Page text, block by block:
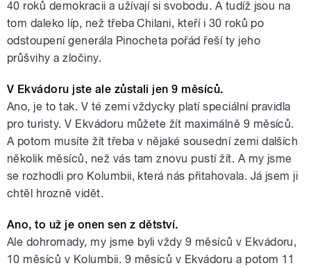
40 roků demokracii a užívají si svobodu. A tudíž jsou na
tom daleko líp, než třeba Chilani, kteří i 30 roků po
odstoupení generála Pinocheta pořád řeší ty jeho
průšvihy a zločiny.
V Ekvádoru jste ale zůstali jen 9 měsíců.
Ano, je to tak. V té zemi vždycky platí speciální pravidla
pro turisty. V Ekvádoru můžete žít maximálně 9 měsíců.
A potom musíte žít třeba v nějaké sousední zemi dalších
několik měsíců, než vás tam znovu pustí žít. A my jsme
se rozhodli pro Kolumbii, která nás přitahovala. Já jsem ji
chtěl hrozně vidět.
Ano, to už je onen sen z dětství.
Ale dohromady, my jsme byli vždy 9 měsíců v Ekvádoru,
10 měsíců v Kolumbii. 9 měsíců v Ekvádoru a potom 11